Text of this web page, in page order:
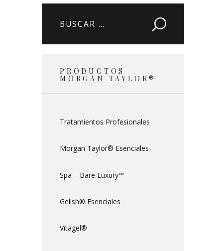
Buscar:
PRODUCTOS
MORGAN TAYLOR®
Tratamientos Profesionales
Morgan Taylor® Esenciales
Spa – Bare Luxury™
Gelish® Esenciales
Vitagel®